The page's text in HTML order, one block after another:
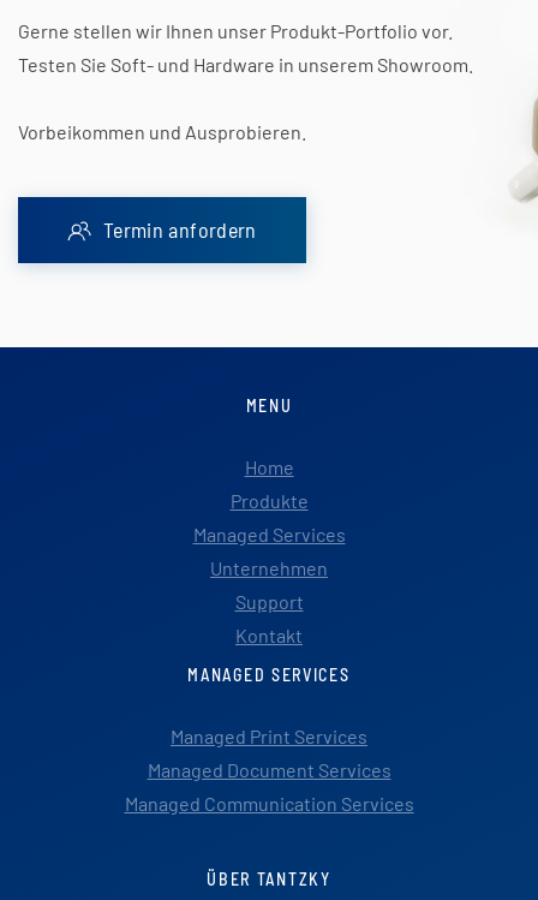
Gerne stellen wir Ihnen unser Produkt-Portfolio vor.
Testen Sie Soft- und Hardware in unserem Showroom.
Vorbeikommen und Ausprobieren.
Termin anfordern
MENU
Home
Produkte
Managed Services
Unternehmen
Support
Kontakt
MANAGED SERVICES
Managed Print Services
Managed Document Services
Managed Communication Services
ÜBER TANTZKY